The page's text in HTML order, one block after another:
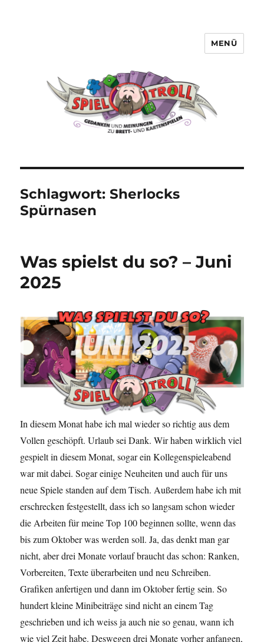
MENÜ
Schlagwort:Sherlocks
Spürnasen
Was spielst du so? – Juni
2025
In diesem Monat habe ich mal wieder so richtig aus dem
Vollen geschöpft. Urlaub sei Dank. Wir haben wirklich viel
gespielt in diesem Monat, sogar ein Kollegenspieleabend
war mit dabei. Sogar einige Neuheiten und auch für uns
neue Spiele standen auf dem Tisch. Außerdem habe ich mit
erschrecken festgestellt, dass ich so langsam schon wieder
die Arbeiten für meine Top 100 beginnen sollte, wenn das
bis zum Oktober was werden soll. Ja, das denkt man gar
nicht, aber drei Monate vorlauf braucht das schon: Ranken,
Vorbereiten, Texte überarbeiten und neu Schreiben.
Grafiken anfertigen und dann im Oktober fertig sein. So
hundert kleine Minibeiträge sind nicht an einem Tag
geschrieben und ich weiss ja auch nie so genau, wann ich
wie viel Zeit habe. Deswegen drei Monate vorher anfangen,